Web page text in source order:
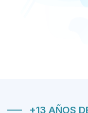
+13 AÑOS